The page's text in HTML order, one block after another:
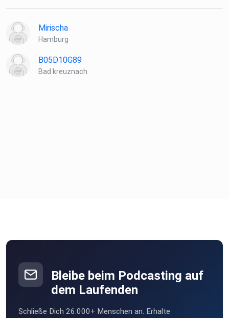
Mirischa
Hamburg
B05D10G89
Bad kreuznach
Bleibe beim Podcasting auf
dem Laufenden
Schließe Dich 26.000+ Menschen an. Erhalte